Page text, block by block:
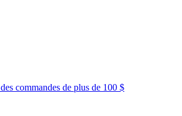
des commandes de plus de 100 $